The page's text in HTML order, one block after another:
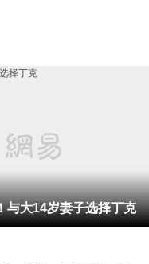
与大14岁妻子选择丁克